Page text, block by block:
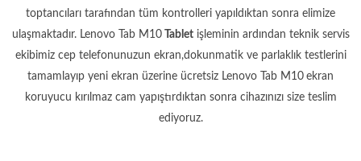
toptancıları tarafından tüm kontrolleri yapıldıktan sonra elimize
ulaşmaktadır. Lenovo Tab M10
Tabletişleminin ardından teknik servis
ekibimiz cep telefonunuzun ekran,dokunmatik ve parlaklık testlerini
tamamlayıp yeni ekran üzerine ücretsiz Lenovo Tab M10 ekran
koruyucu kırılmaz cam yapıştırdıktan sonra cihazınızı size teslim
ediyoruz.